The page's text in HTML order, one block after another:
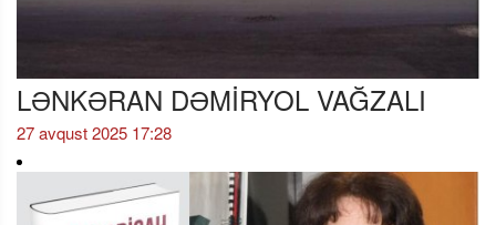
LƏNKƏRAN DƏMİRYOL VAĞZALI
27 avqust 2025 17:28